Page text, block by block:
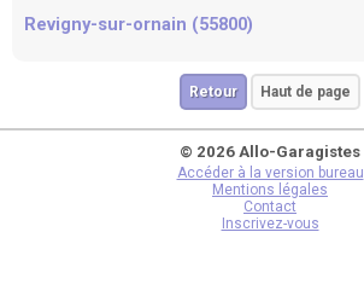
Revigny-sur-ornain (55800)
Retour Haut de page
© 2026 Allo-Garagistes
Accéder à la version bureau
Mentions légales
Contact
Inscrivez-vous